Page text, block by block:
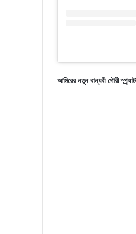
আমিরের নতুন বান্ধবী গৌরী স্প্র্যাট